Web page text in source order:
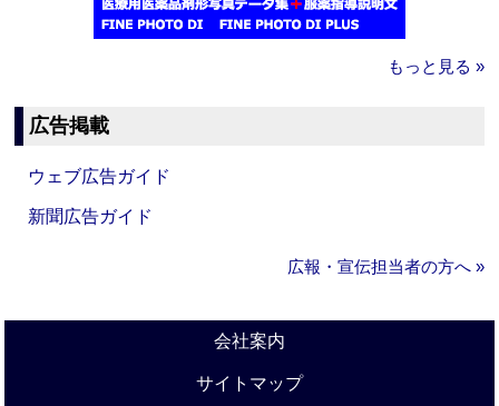
もっと見る »
広告掲載
ウェブ広告ガイド
新聞広告ガイド
広報・宣伝担当者の方へ »
会社案内
サイトマップ